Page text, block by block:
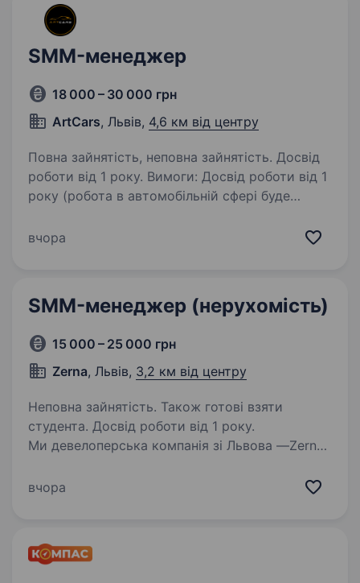
SMM-менеджер
18 000 – 30 000 грн
ArtCars, Львів, 4,6 км від центру
Повна зайнятість, неповна зайнятість. Досвід
роботи від 1 року. Вимоги: Досвід роботи від 1
року (робота в автомобільній сфері буде
контент-планів і креативних рубрик;
вчора
SMM-менеджер (нерухомість)
15 000 – 25 000 грн
Zerna, Львів, 3,2 км від центру
Неповна зайнятість. Також готові взяти
студента. Досвід роботи від 1 року.
Ми девелоперська компанія зі Львова —Zerna
котеджів в гірській місцевості та околицях
вчора